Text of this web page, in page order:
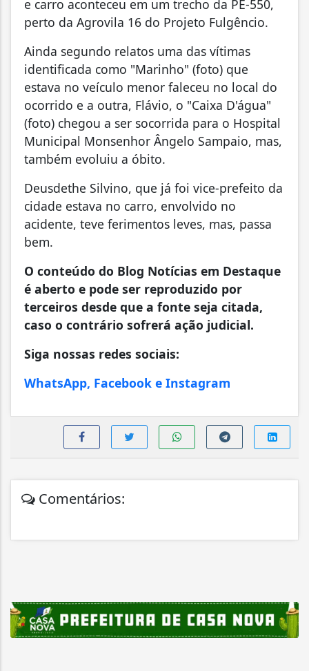
e carro aconteceu em um trecho da PE-550,
perto da Agrovila 16 do Projeto Fulgêncio.
Ainda segundo relatos uma das vítimas
identificada como "Marinho" (foto) que
estava no veículo menor faleceu no local do
ocorrido e a outra, Flávio, o "Caixa D'água"
(foto) chegou a ser socorrida para o Hospital
Municipal Monsenhor Ângelo Sampaio, mas,
também evoluiu a óbito.
Deusdethe Silvino, que já foi vice-prefeito da
cidade estava no carro, envolvido no
acidente, teve ferimentos leves, mas, passa
bem.
O conteúdo do Blog Notícias em Destaque
é aberto e pode ser reproduzido por
terceiros desde que a fonte seja citada,
caso o contrário sofrerá ação judicial.
Siga nossas redes sociais:
WhatsApp, Facebook e Instagram
Comentários: